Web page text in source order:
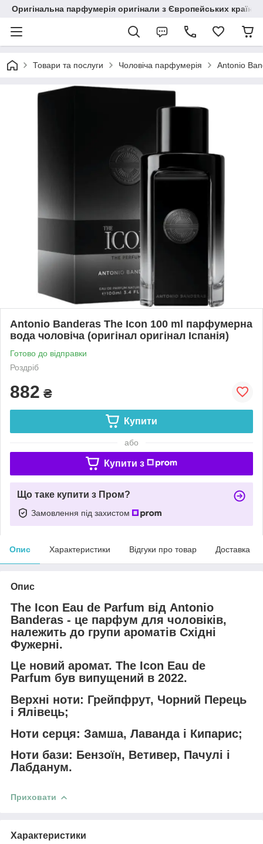
Оригінальна парфумерія оригінали з Європейських країн
Товари та послуги Чоловіча парфумерія Antonio
Antonio Banderas The Icon 100 ml парфумерна
вода чоловіча (оригінал оригінал Іспанія)
Готово до відправки
Роздріб
882 ₴
Купити
або
Купити з
Що таке купити з Пром?
Замовлення під захистом
Опис Характеристики Відгуки про товар Доставка
Опис
The Icon Eau de Parfum від Antonio
Banderas - це парфум для чоловіків,
належить до групи ароматів Східні
Фужерні.
Це новий аромат. The Icon Eau de
Parfum був випущений в 2022.
Верхні ноти: Грейпфрут, Чорний Перець
і Ялівець;
Ноти серця: Замша, Лаванда і Кипарис;
Ноти бази: Бензоїн, Ветивер, Пачулі і
Лабданум.
Приховати
Характеристики